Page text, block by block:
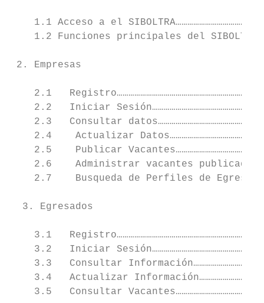
1.1 Acceso a el
1.2 Funciones principales del
2. Empresas
2.1
2.2   Iniciar
2.3   Consultar
2.4    Actualizar
2.5    Publicar
2.6    Administrar vacantes
2.7    Busqueda de Perfiles de
  3. Egresados
3.1
3.2   Iniciar
3.3   Consultar
3.4   Actualizar
3.5   Consultar